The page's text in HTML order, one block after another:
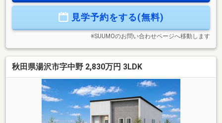
見学予約をする(無料)
※SUUMOのお問い合わせページへ移動します
秋田県湯沢市字中野 2,830万円 3LDK